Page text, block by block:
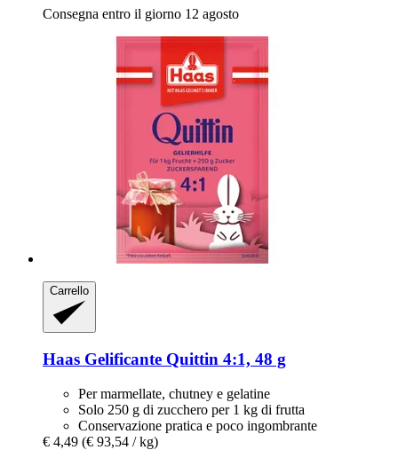
Consegna entro il giorno 12 agosto
Carrello
Haas Gelificante Quittin 4:1, 48 g
Per marmellate, chutney e gelatine
Solo 250 g di zucchero per 1 kg di frutta
Conservazione pratica e poco ingombrante
€ 4,49 (€ 93,54 / kg)